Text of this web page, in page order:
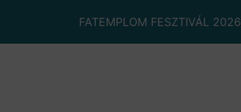
FATEMPLOM FESZTIVÁL 2026